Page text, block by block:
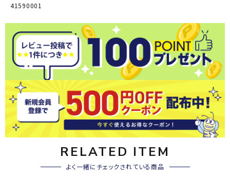
41590001
RELATED ITEM
よく一緒にチェックされている商品